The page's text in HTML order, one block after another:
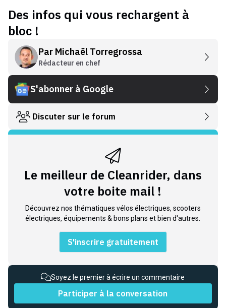
Des infos qui vous rechargent à
bloc !
Par Michaël Torregrossa
Rédacteur en chef
S'abonner à Google
Discuter sur le forum
Le meilleur de Cleanrider, dans
votre boite mail !
Découvrez nos thématiques vélos électriques, scooters
électriques, équipements & bons plans et bien d'autres.
S'inscrire gratuitement
Soyez le premier à écrire un commentaire
Participer à la conversation